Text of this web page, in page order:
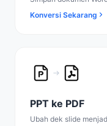
Konversi Sekarang
PPT ke PDF
Ubah dek slide